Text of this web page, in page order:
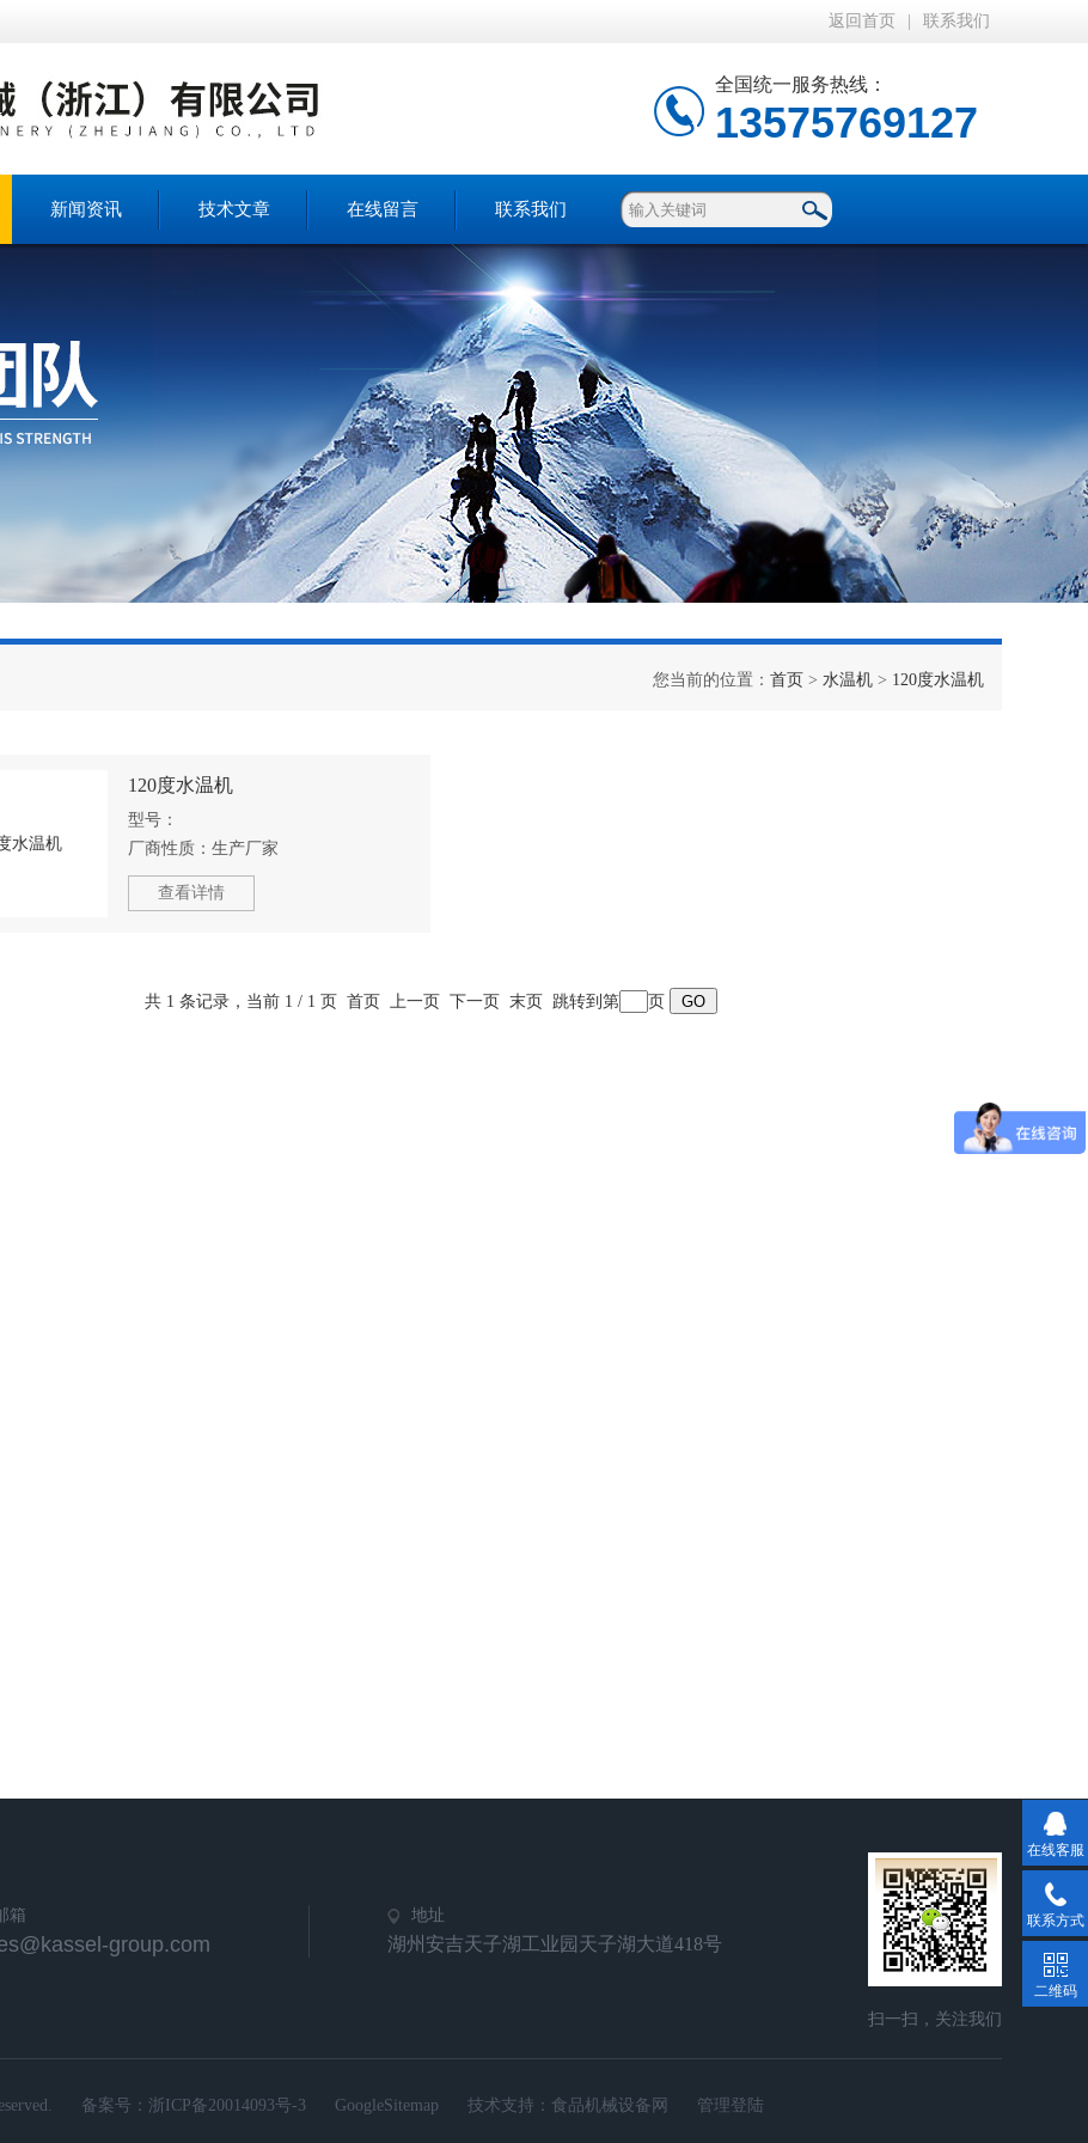
返回首页 联系我们
全国统一服务热线：
13575769127
新闻资讯 技术文章 在线留言 联系我们
您当前的位置： 首页 > 水温机 > 120度水温机
120度水温机
型号：
厂商性质： 生产厂家
查看详情
共 1 条记录，当前 1 / 1 页 首页 上一页 下一页 末页 跳转到第 页
箱
group.com
地址
湖州安吉天子湖工业园天子湖大道418号
扫一扫，关注我们
备案号： 浙ICP备20014093号-3 GoogleSitemap 技术支持： 食品机械设备网 管理登陆
在线客服
联系方式
二维码